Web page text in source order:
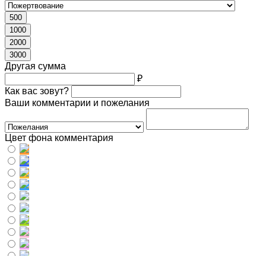
500
1000
2000
3000
Другая сумма
₽
Как вас зовут?
Ваши комментарии и пожелания
Цвет фона комментария